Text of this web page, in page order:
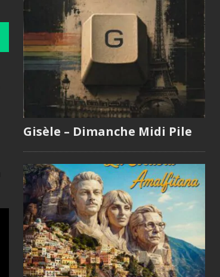
Gisèle – Dimanche Midi Pile